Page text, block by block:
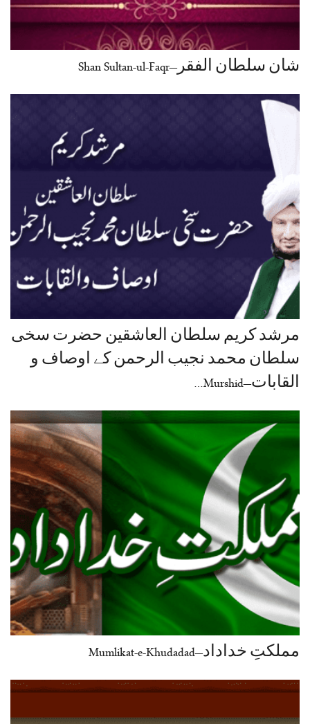
شان سلطان الفقر–Shan Sultan-ul-Faqr
مرشد کریم سلطان العاشقین حضرت سخی
سلطان محمد نجیب الرحمن کے اوصاف و
القابات–Murshid…
مملکتِ خداداد–Mumlikat-e-Khudadad